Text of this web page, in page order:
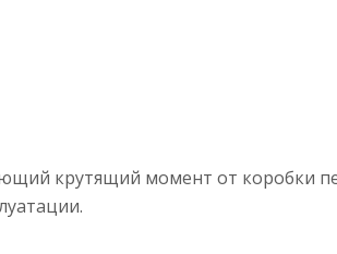
крутящий момент от коробки